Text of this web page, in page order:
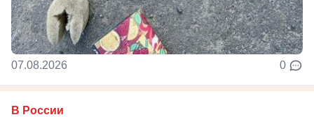
07.08.2026 0
В России